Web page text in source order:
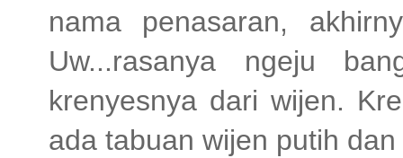
nama penasaran,
Uw...rasanya ngeju
krenyesnya dari wijen.
ada tabuan wijen putih